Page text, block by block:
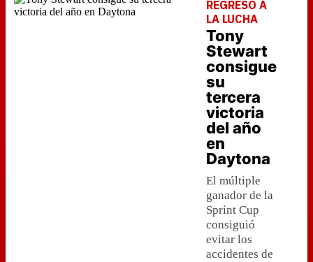
REGRESO A
LA LUCHA
Tony
Stewart
consigue
su
tercera
victoria
del año
en
Daytona
El múltiple
ganador de la
Sprint Cup
consiguió
evitar los
accidentes de